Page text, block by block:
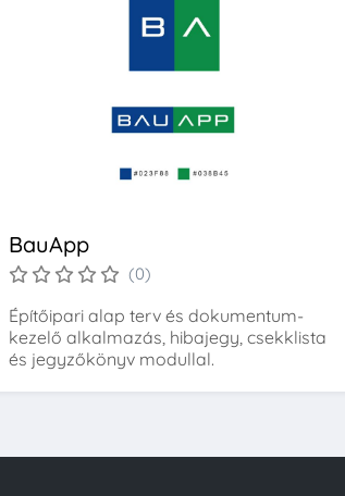
BauApp
(0)
Építőipari alap terv és dokumentum-
kezelő alkalmazás, hibajegy, csekklista
és jegyzőkönyv modullal.